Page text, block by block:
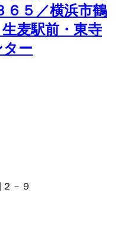
６５／横浜市鶴
麦駅前・東寺
ター
－９